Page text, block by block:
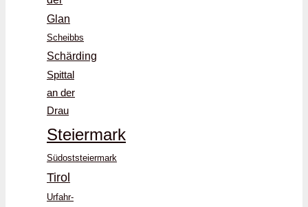
Glan
Scheibbs
Schärding
Spittal
an der
Drau
Steiermark
Südoststeiermark
Tirol
Urfahr-